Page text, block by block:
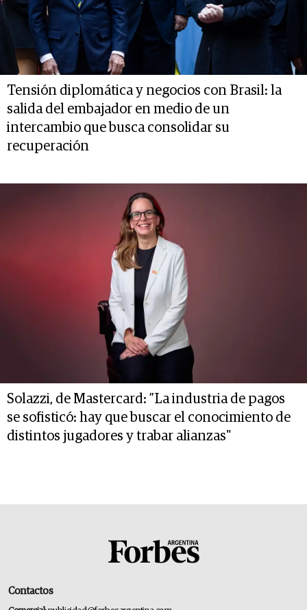
Tensión diplomática y negocios con Brasil: la
salida del embajador en medio de un
intercambio que busca consolidar su
recuperación
Solazzi, de Mastercard: ”La industria de pagos
se sofisticó: hay que buscar el conocimiento de
distintos jugadores y trabar alianzas"
Contactos